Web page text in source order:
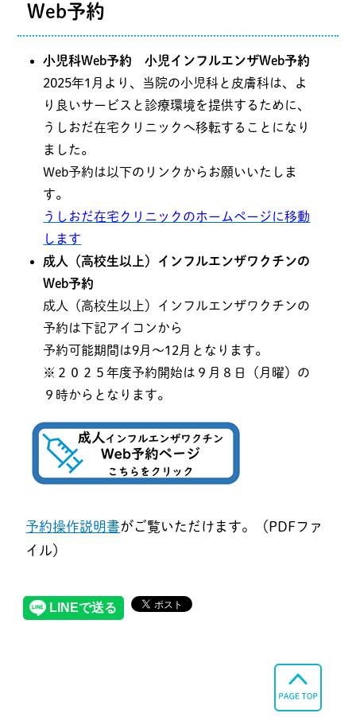
Web予約
小児科Web予約 小児インフルエンザWeb予約
2025年1月より、当院の小児科と皮膚科は、よ
り良いサービスと診療環境を提供するために、
うしおだ在宅クリニックへ移転することになり
ました。
Web予約は以下のリンクからお願いいたしま
す。
うしおだ在宅クリニックのホームページに移動
します
成人（高校生以上）インフルエンザワクチンの
Web予約
成人（高校生以上）インフルエンザワクチンの
予約は下記アイコンから
予約可能期間は9月～12月となります。
※２０２５年度予約開始は９月８日（月曜）の
９時からとなります。
予約操作説明書がご覧いただけます。（PDFファ
イル）